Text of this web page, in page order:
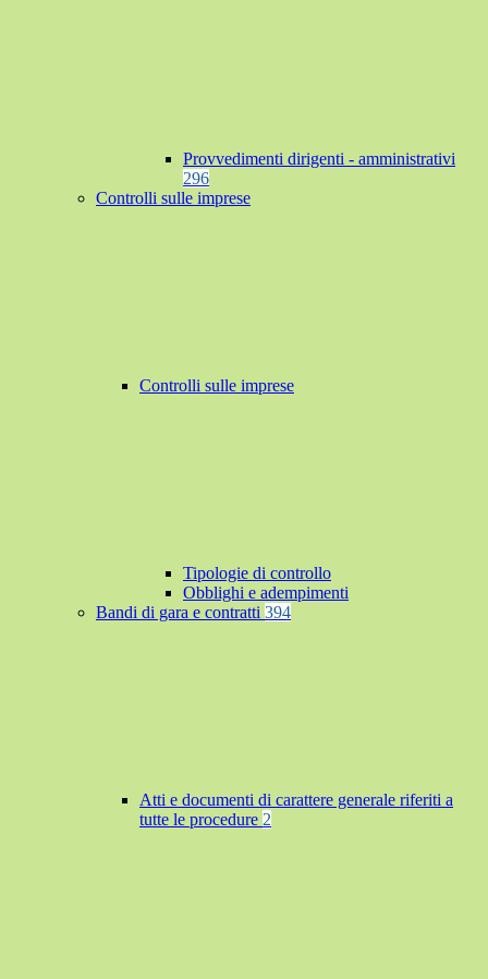
Provvedimenti dirigenti - amministrativi
296
Controlli sulle imprese
Controlli sulle imprese
Tipologie di controllo
Obblighi e adempimenti
Bandi di gara e contratti 394
Atti e documenti di carattere generale riferiti a
tutte le procedure 2